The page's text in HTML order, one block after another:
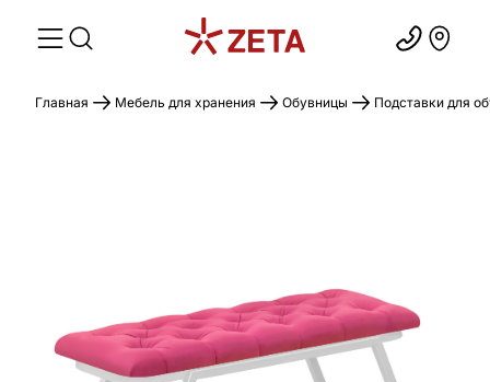
Главная Мебель для хранения Обувницы Подставки для